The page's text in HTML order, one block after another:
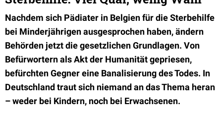
Nachdem sich Pädiater in Belgien für die Sterbehilfe
bei Minderjährigen ausgesprochen haben, ändern
Behörden jetzt die gesetzlichen Grundlagen. Von
Befürwortern als Akt der Humanität gepriesen,
befürchten Gegner eine Banalisierung des Todes. In
Deutschland traut sich niemand an das Thema heran
– weder bei Kindern, noch bei Erwachsenen.